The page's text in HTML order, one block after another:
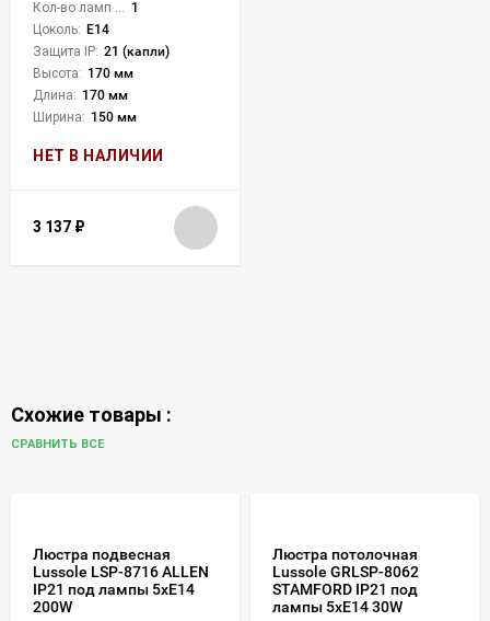
1
Цоколь: E14
Защита IP: 21 (капли)
Высота: 170 мм
Длина: 170 мм
Ширина: 150 мм
НЕТ В НАЛИЧИИ
3 137 ₽
Схожие товары :
СРАВНИТЬ ВСЕ
Люстра подвесная
Lussole LSP-8716 ALLEN
IP21 под лампы 5xE14
200W
Люстра потолочная
Lussole GRLSP-8062
STAMFORD IP21 под
лампы 5xE14 30W